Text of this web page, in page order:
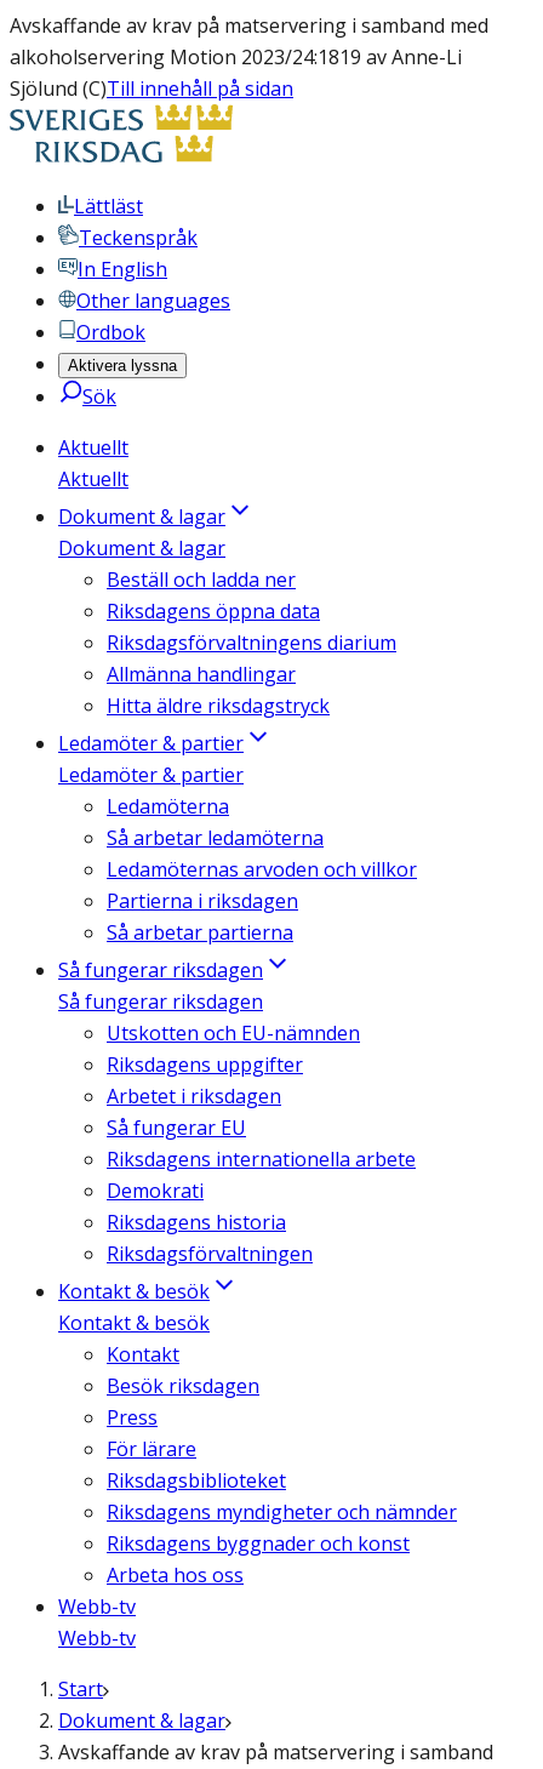
Avskaffande av krav på matservering i samband med
alkoholservering Motion 2023/24:1819 av Anne-Li
Sjölund (C)Till innehåll på sidan
Lättläst
Teckenspråk
In English
Other languages
Ordbok
Aktivera lyssna
Sök
Aktuellt
Aktuellt
Dokument & lagar
Dokument & lagar
Beställ och ladda ner
Riksdagens öppna data
Riksdagsförvaltningens diarium
Allmänna handlingar
Hitta äldre riksdagstryck
Ledamöter & partier
Ledamöter & partier
Ledamöterna
Så arbetar ledamöterna
Ledamöternas arvoden och villkor
Partierna i riksdagen
Så arbetar partierna
Så fungerar riksdagen
Så fungerar riksdagen
Utskotten och EU-nämnden
Riksdagens uppgifter
Arbetet i riksdagen
Så fungerar EU
Riksdagens internationella arbete
Demokrati
Riksdagens historia
Riksdagsförvaltningen
Kontakt & besök
Kontakt & besök
Kontakt
Besök riksdagen
Press
För lärare
Riksdagsbiblioteket
Riksdagens myndigheter och nämnder
Riksdagens byggnader och konst
Arbeta hos oss
Webb-tv
Webb-tv
Start
Dokument & lagar
Avskaffande av krav på matservering i samband